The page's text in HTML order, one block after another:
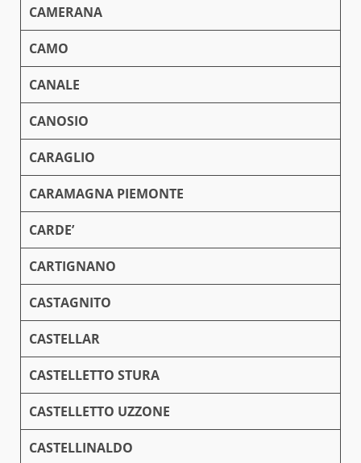
CAMERANA
CAMO
CANALE
CANOSIO
CARAGLIO
CARAMAGNA PIEMONTE
CARDE’
CARTIGNANO
CASTAGNITO
CASTELLAR
CASTELLETTO STURA
CASTELLETTO UZZONE
CASTELLINALDO